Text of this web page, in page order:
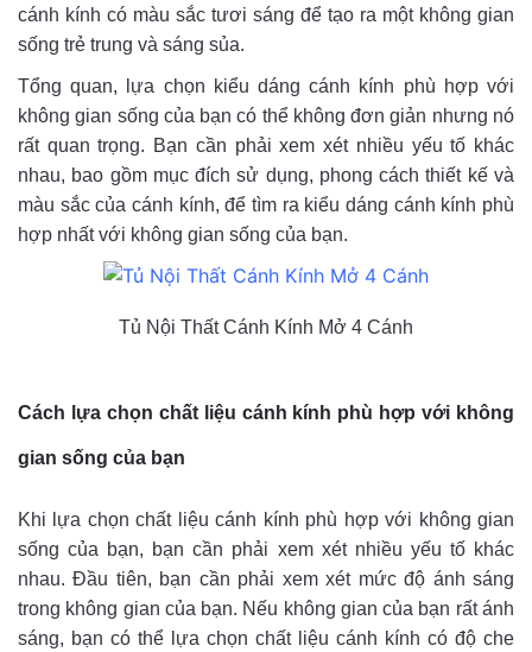
cánh kính có màu sắc tươi sáng để tạo ra một không gian
sống trẻ trung và sáng sủa.
Tổng quan, lựa chọn kiểu dáng cánh kính phù hợp với
không gian sống của bạn có thể không đơn giản nhưng nó
rất quan trọng. Bạn cần phải xem xét nhiều yếu tố khác
nhau, bao gồm mục đích sử dụng, phong cách thiết kế và
màu sắc của cánh kính, để tìm ra kiểu dáng cánh kính phù
hợp nhất với không gian sống của bạn.
Tủ Nội Thất Cánh Kính Mở 4 Cánh
Cách lựa chọn chất liệu cánh kính phù hợp với không
gian sống của bạn
Khi lựa chọn chất liệu cánh kính phù hợp với không gian
sống của bạn, bạn cần phải xem xét nhiều yếu tố khác
nhau. Đầu tiên, bạn cần phải xem xét mức độ ánh sáng
trong không gian của bạn. Nếu không gian của bạn rất ánh
sáng, bạn có thể lựa chọn chất liệu cánh kính có độ che